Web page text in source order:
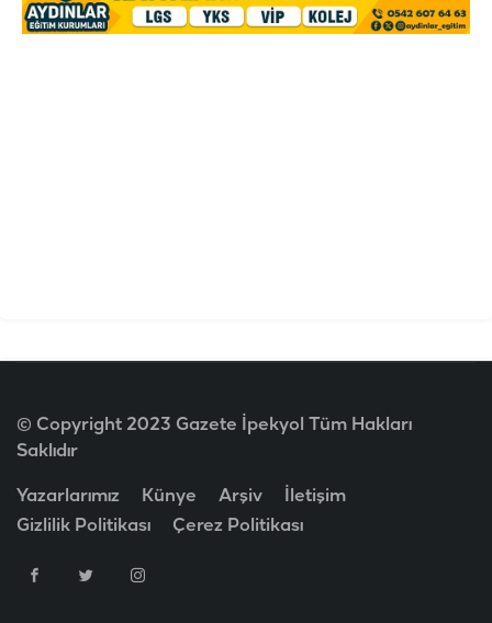
© Copyright 2023 Gazete İpekyol Tüm Hakları
Saklıdır
Yazarlarımız Künye Arşiv
İletişim
Gizlilik Politikası
Çerez Politikası